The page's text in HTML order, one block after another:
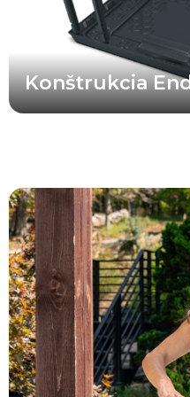
Konštrukcia
spoľahlivá a
Vaša vírivka M Series™ je
systémom Simplicity. Systém
účinnejšie zachytávanie
integrovanú do steny,
sedenie, a prvý plochý filter
pohodlie a úsporu
prístup k